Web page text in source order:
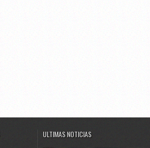
ULTIMAS NOTICIAS